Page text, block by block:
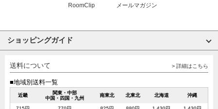
RoomClip メールマガジン
ショッピングガイド
送料について > 詳細はこちら
■地域別送料一覧
近畿
関東・中部
中国・四国・九州
南東北 北東北 北海道 沖縄